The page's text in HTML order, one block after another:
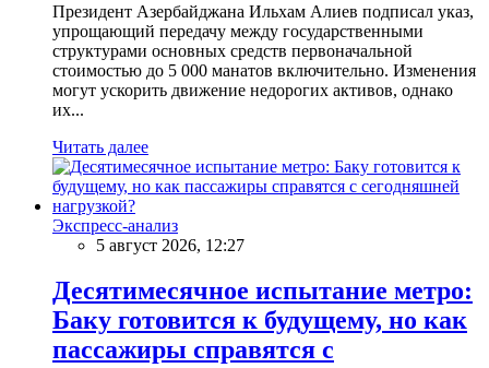
Президент Азербайджана Ильхам Алиев подписал указ,
упрощающий передачу между государственными
структурами основных средств первоначальной
стоимостью до 5 000 манатов включительно. Изменения
могут ускорить движение недорогих активов, однако
их...
Читать далее
Экспресс-анализ
5 август 2026, 12:27
Десятимесячное испытание метро:
Баку готовится к будущему, но как
пассажиры справятся с